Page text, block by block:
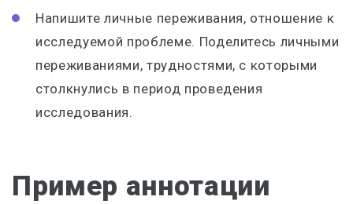
Напишите личные переживания, отношение к
исследуемой проблеме. Поделитесь личными
переживаниями, трудностями, с которыми
столкнулись в период проведения
исследования.
Пример аннотации